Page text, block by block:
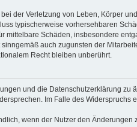
der Verletzung von Leben, Körper
typischerweise vorhersehbaren
mittelbare Schäden, insbesondere
auch zugunsten der
Recht bleiben unberührt.
und die Datenschutzerklärung zu
Im Falle des
wenn der Nutzer den Änderungen